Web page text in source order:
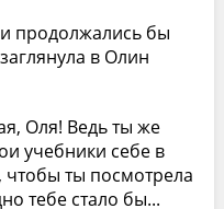
продолжались бы
в Олин
Оля! Ведь ты же
учебники себе в
чтобы ты посмотрела
тебе стало бы...